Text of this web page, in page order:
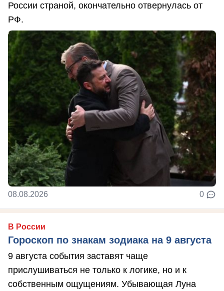
России страной, окончательно отвернулась от
РФ.
08.08.2026 0
В России
Гороскоп по знакам зодиака на 9 августа
9 августа события заставят чаще
прислушиваться не только к логике, но и к
собственным ощущениям. Убывающая Луна